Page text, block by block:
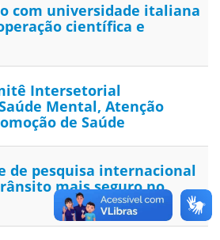
com universidade italiana
científica e
Intersetorial
Mental, Atenção
de Saúde
de pesquisa internacional
mais seguro no